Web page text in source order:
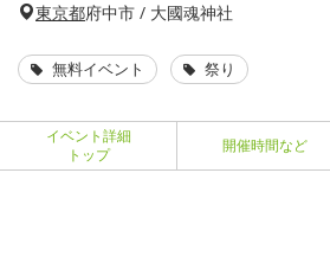
東京都府中市 / 大國魂神社
無料イベント 祭り
イベント詳細
トップ
開催時間など